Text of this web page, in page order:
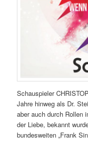
Schauspieler
Jahre hinweg als Dr.
aber auch durch Rollen
der Liebe, bekannt
bundesweiten „Frank